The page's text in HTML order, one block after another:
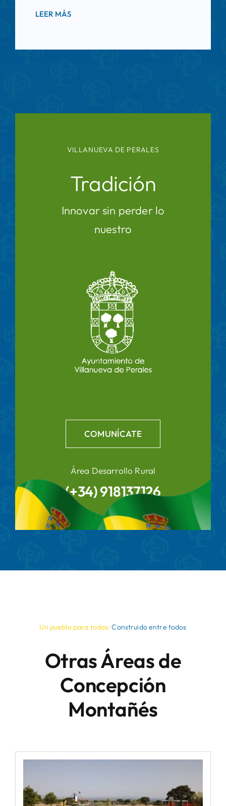
LEER MÁS
VILLANUEVA DE PERALES
Tradición
Innovar sin perder lo
nuestro
COMUNÍCATE
Área Desarrollo Rural
(+34) 918137126
Un pueblo para todos: Construido entre todos
Otras Áreas de
Concepción
Montañés